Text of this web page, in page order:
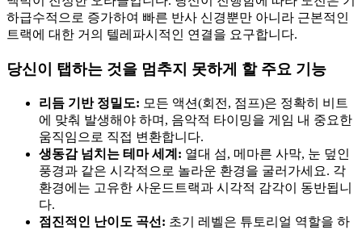
하급수적으로 증가하여 빠른 반사 신경뿐만 아니라 근본적인
트랙에 대한 거의 텔레파시적인 연결을 요구합니다.
당신이 탭하는 것을 멈추지 못하게 할 주요 기능
리듬 기반 정밀도: 모든 액션(회전, 점프)은 정확히 비트
에 맞춰 발생해야 하며, 음악적 타이밍을 게임 내 중요한
움직임으로 직접 변환합니다.
생동감 넘치는 테마 세계: 열대 섬, 메마른 사막, 눈 덮인
풍경과 같은 시각적으로 놀라운 환경을 굴러가세요. 각
환경에는 고유한 사운드트랙과 시각적 감각이 동반됩니
다.
점진적인 난이도 곡선: 초기 레벨은 튜토리얼 역할을 하